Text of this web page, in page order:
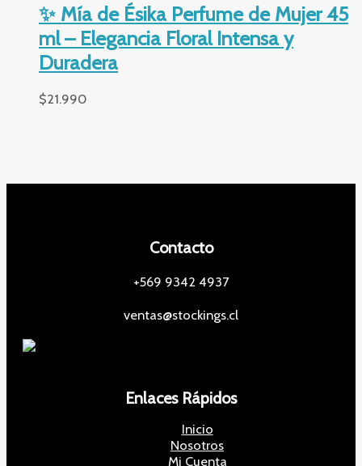
✨ Mía de Ésika Perfume de Mujer 45
ml – Elegancia Floral Intensa y
Duradera
$21.990
Contacto
+569 9342 4937
ventas@stockings.cl
Enlaces Rápidos
Inicio
Nosotros
Mi Cuenta